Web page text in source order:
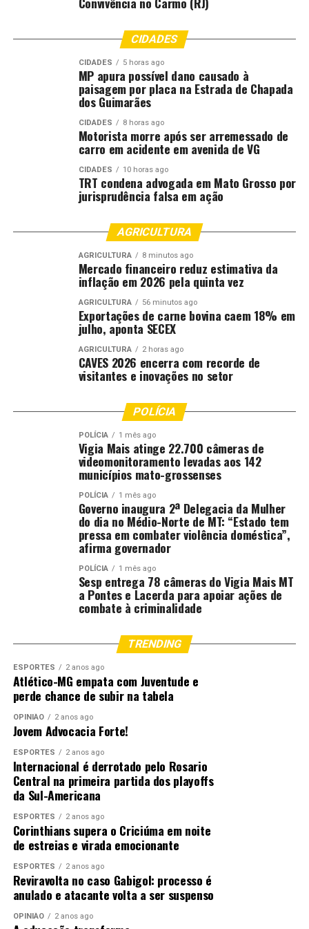
CONSUMO CUIABÁ
INTENÇÃO
VOLTA
Empresário aposta no Parque Tecnológico como motor
Banco do Brasil é o único habilitado para operar
empréstimos consignados aos servidores em MT
CIDADES
CIDADES 5 horas ago
MP apura possível dano causado à
paisagem por placa na Estrada de Chapada
dos Guimarães
CIDADES 8 horas ago
Motorista morre após ser arremessado de
carro em acidente em avenida de VG
CIDADES 10 horas ago
TRT condena advogada em Mato Grosso por
jurisprudência falsa em ação
AGRICULTURA
AGRICULTURA 8 minutos ago
Mercado financeiro reduz estimativa da
inflação em 2026 pela quinta vez
AGRICULTURA 56 minutos ago
Exportações de carne bovina caem 18% em
julho, aponta SECEX
AGRICULTURA 2 horas ago
CAVES 2026 encerra com recorde de
visitantes e inovações no setor
POLÍCIA
POLÍCIA 1 mês ago
Vigia Mais atinge 22.700 câmeras de
videomonitoramento levadas aos 142
municípios mato-grossenses
POLÍCIA 1 mês ago
Governo inaugura 2ª Delegacia da Mulher
do dia no Médio-Norte de MT: “Estado tem
pressa em combater violência doméstica”,
afirma governador
POLÍCIA 1 mês ago
Sesp entrega 78 câmeras do Vigia Mais MT
a Pontes e Lacerda para apoiar ações de
combate à criminalidade
TRENDING
ESPORTES 2 anos ago
Atlético-MG empata com Juventude e
perde chance de subir na tabela
OPINIÃO 2 anos ago
Jovem Advocacia Forte!
ESPORTES 2 anos ago
Internacional é derrotado pelo Rosario
Central na primeira partida dos playoffs
da Sul-Americana
ESPORTES 2 anos ago
Corinthians supera o Criciúma em noite
de estreias e virada emocionante
ESPORTES 2 anos ago
Reviravolta no caso Gabigol: processo é
anulado e atacante volta a ser suspenso
OPINIÃO 2 anos ago